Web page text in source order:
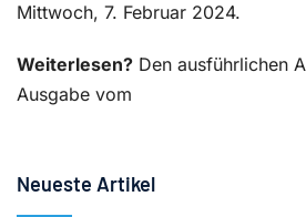
Mittwoch, 7. Februar 2024.
Weiterlesen? Den ausführlichen
Ausgabe vom
Neueste Artikel